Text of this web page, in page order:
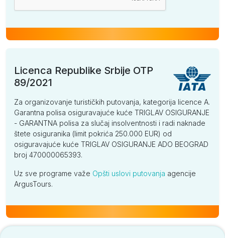
Licenca Republike Srbije OTP
89/2021
Za organizovanje turističkih putovanja, kategorija licence A.
Garantna polisa osiguravajuće kuće TRIGLAV OSIGURANJE
- GARANTNA polisa za slučaj insolventnosti i radi naknade
štete osiguranika (limit pokrića 250.000 EUR) od
osiguravajuće kuće TRIGLAV OSIGURANJE ADO BEOGRAD
broj 470000065393.
Uz sve programe važe Opšti uslovi putovanja agencije
ArgusTours.